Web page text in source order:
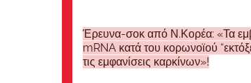
Έρευνα-σοκ από Ν.Κορέα: «Τα
mRNA κατά του κορωνοϊού
τις εμφανίσεις καρκίνων»!